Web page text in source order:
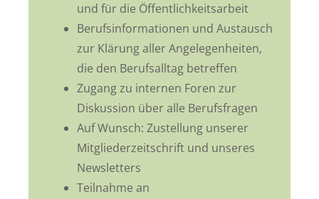
und für die Öffentlichkeitsarbeit
Berufsinformationen und Austausch
zur Klärung aller Angelegenheiten,
die den Berufsalltag betreffen
Zugang zu internen Foren zur
Diskussion über alle Berufsfragen
Auf Wunsch: Zustellung unserer
Mitgliederzeitschrift und unseres
Newsletters
Teilnahme an